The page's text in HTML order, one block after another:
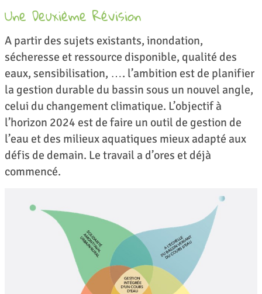
Une Deuxième Révision
A partir des sujets existants, inondation,
sécheresse et ressource disponible, qualité des
eaux, sensibilisation, …. l’ambition est de planifier
la gestion durable du bassin sous un nouvel angle,
celui du changement climatique. L’objectif à
l’horizon 2024 est de faire un outil de gestion de
l’eau et des milieux aquatiques mieux adapté aux
défis de demain. Le travail a d’ores et déjà
commencé.